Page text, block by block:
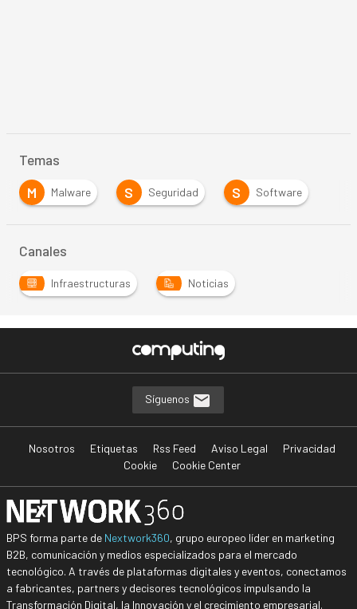
Temas
M
Malware S Seguridad S Software
Canales
Infraestructuras Noticias
Síguenos
Nosotros Etiquetas Rss Feed Aviso Legal
Privacidad
Cookie
Cookie Center
BPS forma parte de Nextwork360, grupo europeo líder en marketing
B2B, comunicación y medios especializados para el mercado
tecnológico. A través de plataformas digitales y eventos, conectamos
a fabricantes, partners y decisores tecnológicos impulsando la
Transformación Digital, la Innovación y el crecimiento empresarial.